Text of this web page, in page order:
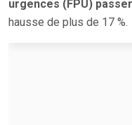
urgences (FPU)
hausse de plus de 17 %.